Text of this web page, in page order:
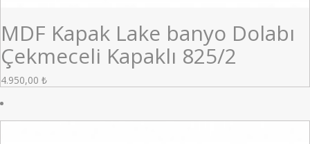
MDF Kapak Lake banyo Dolabı
Çekmeceli Kapaklı 825/2
4.950,00 ₺